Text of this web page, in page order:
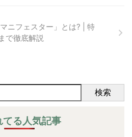
ニフェスター」とは? | 特
で徹底解説
検索
る人気記事